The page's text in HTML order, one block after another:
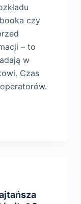
czy
– to
w
Czas